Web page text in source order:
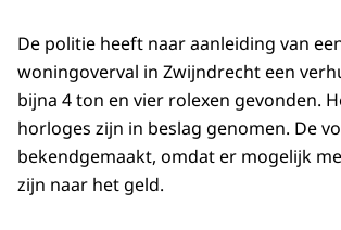
De politie heeft naar aanleiding van
woningoverval in Zwijndrecht een
bijna 4 ton en vier rolexen gevonden.
horloges zijn in beslag genomen. De
bekendgemaakt, omdat er mogelijk
zijn naar het geld.